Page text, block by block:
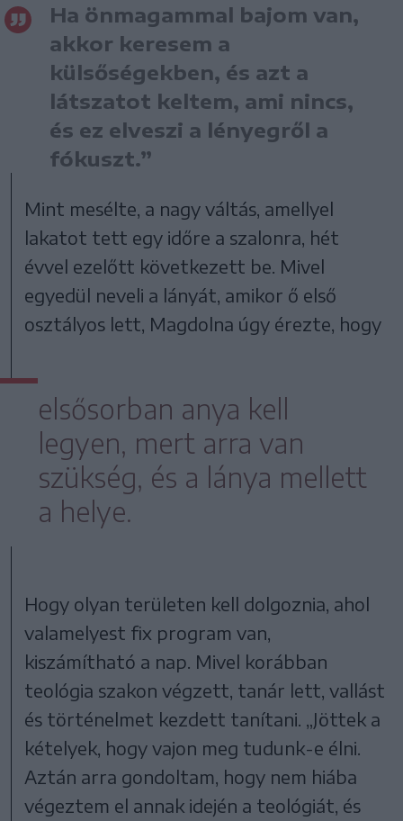
Ha önmagammal bajom van,
akkor keresem a
külsőségekben, és azt a
látszatot keltem, ami nincs,
és ez elveszi a lényegről a
fókuszt.”
Mint mesélte, a nagy váltás, amellyel
lakatot tett egy időre a szalonra, hét
évvel ezelőtt következett be. Mivel
egyedül neveli a lányát, amikor ő első
osztályos lett, Magdolna úgy érezte, hogy
elsősorban anya kell
legyen, mert arra van
szükség, és a lánya mellett
a helye.
Hogy olyan területen kell dolgoznia, ahol
valamelyest fix program van,
kiszámítható a nap. Mivel korábban
teológia szakon végzett, tanár lett, vallást
és történelmet kezdett tanítani. „Jöttek a
kételyek, hogy vajon meg tudunk-e élni.
Aztán arra gondoltam, hogy nem hiába
végeztem el annak idején a teológiát, és